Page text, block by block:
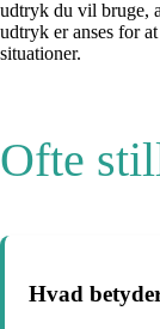
udtryk du vil bruge,
udtryk er anses for
situationer.
Ofte
Hvad